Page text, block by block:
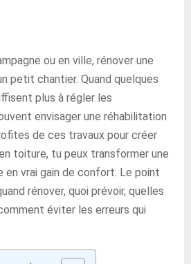
ou en ville, rénover une
petit chantier. Quand quelques
plus à régler les
envisager une réhabilitation
de ces travaux pour créer
toiture, tu peux transformer une
vrai gain de confort. Le point
rénover, quoi prévoir, quelles
éviter les erreurs qui